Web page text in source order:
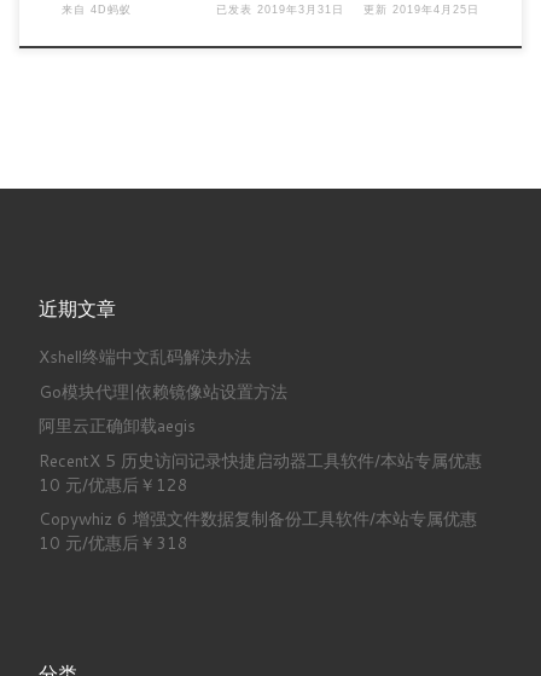
来自 4D蚂蚁 已发表 2019年3月31日 更新 2019年4月25日
近期文章
Xshell终端中文乱码解决办法
Go模块代理|依赖镜像站设置方法
阿里云正确卸载aegis
RecentX 5 历史访问记录快捷启动器工具软件/本站专属优惠
10 元/优惠后￥128
Copywhiz 6 增强文件数据复制备份工具软件/本站专属优惠
10 元/优惠后￥318